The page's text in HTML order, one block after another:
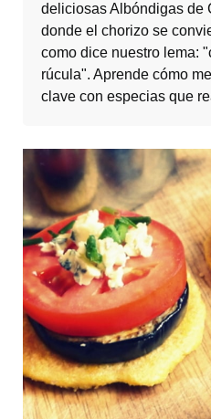
deliciosas Albóndigas de
donde el chorizo se
como dice nuestro lema:
rúcula". Aprende cómo
clave con especias que